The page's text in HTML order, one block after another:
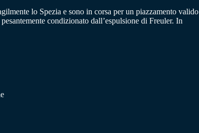
lo Spezia e sono in corsa per un piazzamento valido
condizionato dall’espulsione di Freuler. In